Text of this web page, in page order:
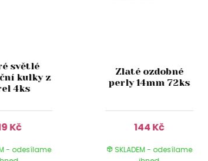
světlé
kulky z
4ks
Kč
- odesílame
Zlaté ozdobné
perly 14mm 72ks
144 Kč
SKLADEM - odesílame